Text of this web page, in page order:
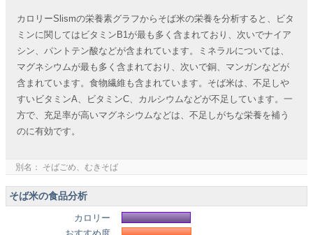
カロリーSlismの栄養素グラフからそば米の栄養を分析すると、ビタ
ミンに関してはビタミンB1が最も多く含まれており、次いでナイア
シン、パントテン酸などが含まれています。ミネラルについては、
マグネシウムが最も多く含まれており、次いで銅、マンガンなどが
含まれています。食物繊維も含まれています。そば米は、不足しや
すいビタミンA、ビタミンC、カルシウムなどが不足しています。一
方で、充足率が高いマグネシウムなどは、不足しがちな栄養を補う
のに有効です。
別名： そばごめ、むきそば
そば米の食品分析
カロリー